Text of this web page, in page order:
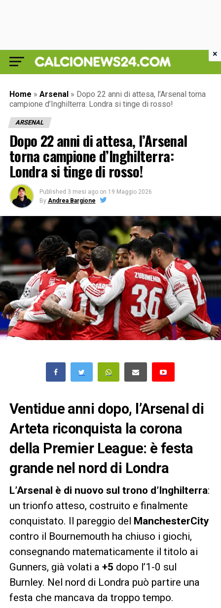
Home » Arsenal » Dopo 22 anni di attesa, l’Arsenal torna
campione d’Inghilterra: Londra si tinge di rosso!
ARSENAL
Dopo 22 anni di attesa, l’Arsenal
torna campione d’Inghilterra:
Londra si tinge di rosso!
Published 3 mesi ago on 19 Maggio 2026
By Andrea Bargione
Ventidue anni dopo, l’Arsenal di
Arteta riconquista la corona
della Premier League: è festa
grande nel nord di Londra
L’Arsenal è di nuovo sul trono d’Inghilterra:
un trionfo atteso, costruito e finalmente
conquistato. Il pareggio del ManchesterCity
contro il Bournemouth ha chiuso i giochi,
consegnando matematicamente il titolo ai
Gunners, già volati a +5 dopo l’1-0 sul
Burnley. Nel nord di Londra può partire una
festa che mancava da troppo tempo.
×